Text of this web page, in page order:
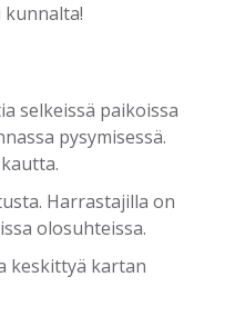
kunnalta!
selkeissä paikoissa
pysymisessä.
Harrastajilla on
olosuhteissa.
keskittyä kartan